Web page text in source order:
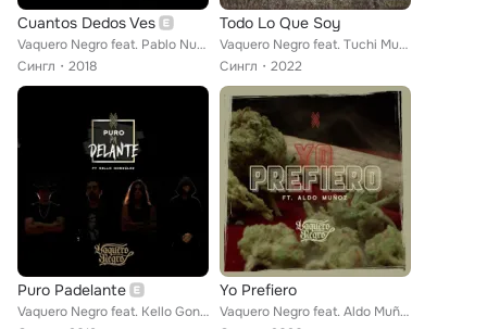
Cuantos Dedos Ves
Vaquero Negro feat. Pablo Numero 3
Сингл
2018
Todo Lo Que Soy
Vaquero Negro feat. Tuchi Mudha
Сингл
2022
Puro Padelante
Vaquero Negro feat. Kello Gonzalez
Yo Prefiero
Vaquero Negro feat. Aldo Muñoz